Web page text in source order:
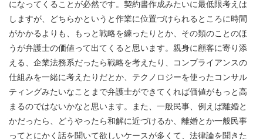
になってくることが必然です。契約書作成みたいに最低限考えは
しますが、どちらかというと作業に位置づけられるところに時間
がかかるよりも、もっと戦略を練ったりとか、その類のことのほ
うが弁護士の価値って出てくると思います。親身に顧客に寄り添
える、企業法務系だったら戦略を考えたり、コンプライアンスの
仕組みを一緒に考えたりだとか、テクノロジーを使ったコンサル
ティングみたいなことまで弁護士ができてくれば価値がもっと高
まるのではないかなと思います。また、一般民事、例えば離婚と
かだったら、どうやったら和解に近づけるか、離婚とか一般民事
ってとにかく話を聞いて欲しいケースが多くて、法律論を聞きた